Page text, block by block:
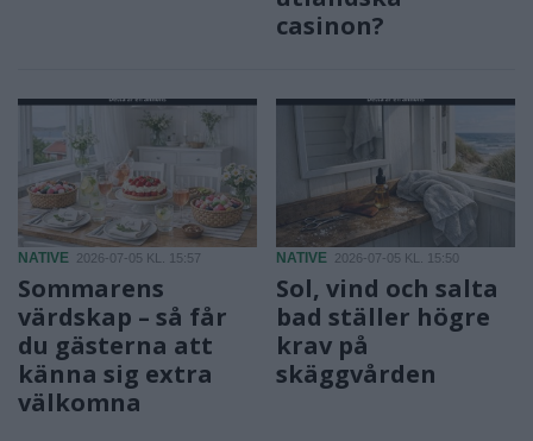
casinon?
NATIVE 2026-07-05 KL. 15:57
Sommarens
värdskap – så får
du gästerna att
känna sig extra
välkomna
NATIVE 2026-07-05 KL. 15:50
Sol, vind och salta
bad ställer högre
krav på
skäggvården